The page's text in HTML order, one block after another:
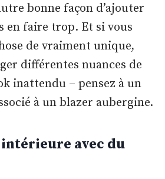
bonne façon d’ajouter
en faire trop. Et si vous
de vraiment unique,
différentes nuances de
inattendu – pensez à un
à un blazer aubergine.
avec du